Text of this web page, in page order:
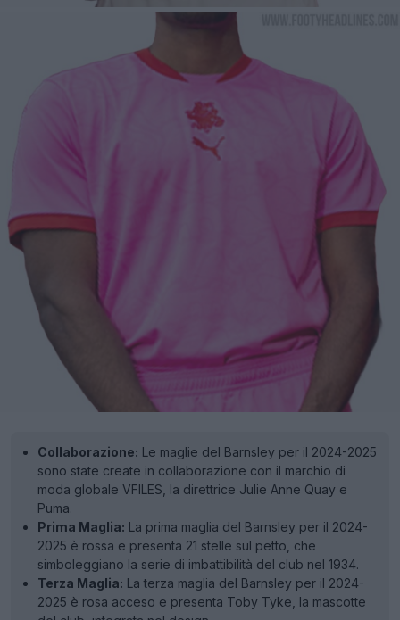
Collaborazione: Le maglie del Barnsley per il 2024-2025
sono state create in collaborazione con il marchio di
moda globale VFILES, la direttrice Julie Anne Quay e
Puma.
Prima Maglia: La prima maglia del Barnsley per il 2024-
2025 è rossa e presenta 21 stelle sul petto, che
simboleggiano la serie di imbattibilità del club nel 1934.
Terza Maglia: La terza maglia del Barnsley per il 2024-
2025 è rosa acceso e presenta Toby Tyke, la mascotte